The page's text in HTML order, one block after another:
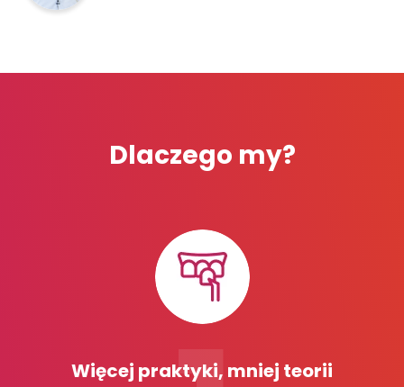
Dlaczego my?
Więcej praktyki, mniej teorii